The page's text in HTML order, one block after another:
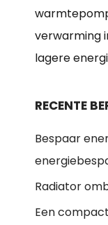
verwarming
lagere
RECENTE
Bespaar
Radiator
Een